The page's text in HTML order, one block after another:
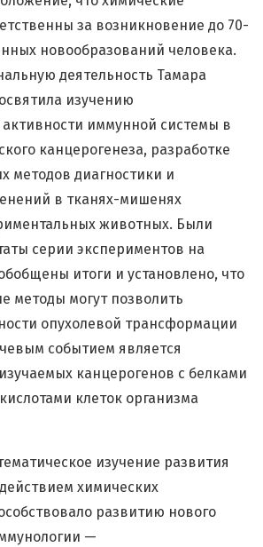
за возникновение до 70-
новообразований человека.
деятельность Тамара
изучению
иммунной системы в
канцерогенеза, разработке
методов диагностики и
в тканях-мишенях
животных. Были
серии экспериментов на
итоги и установлено, что
методы могут позволить
опухолевой трансформации
событием является
канцерогенов с белками
клеток организма
изучение развития
химических
развитию нового
—